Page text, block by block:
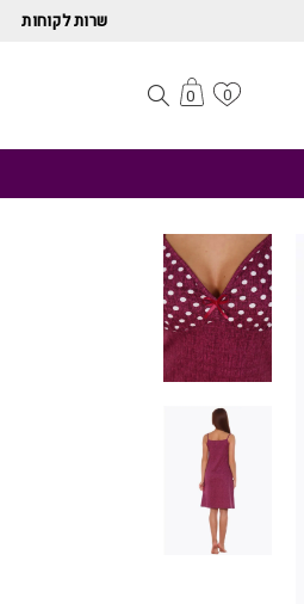
שרות לקוחות
0 0